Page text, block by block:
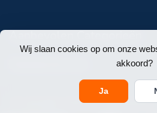
Wij slaan cookies op om onze
akkoord?
Ja
© Copyright 2026 E-Werkbroeken